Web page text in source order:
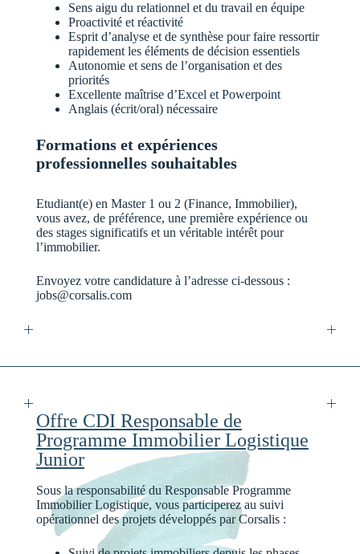
Sens aigu du relationnel et du travail en équipe
Proactivité et réactivité
Esprit d’analyse et de synthèse pour faire ressortir
rapidement les éléments de décision essentiels
Autonomie et sens de l’organisation et des
priorités
Excellente maîtrise d’Excel et Powerpoint
Anglais (écrit/oral) nécessaire
Formations et expériences
professionnelles souhaitables
Etudiant(e) en Master 1 ou 2 (Finance, Immobilier),
vous avez, de préférence, une première expérience ou
des stages significatifs et un véritable intérêt pour
l’immobilier.
Envoyez votre candidature à l’adresse ci-dessous :
jobs@corsalis.com
Offre CDI Responsable de
Programme Immobilier Logistique
Junior
Sous la responsabilité du Responsable Programme
Immobilier Logistique, vous participerez au suivi
opérationnel des projets développés par Corsalis :